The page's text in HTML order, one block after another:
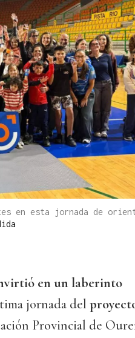
en esta jornada de
en un laberinto
jornada del
Provincial de